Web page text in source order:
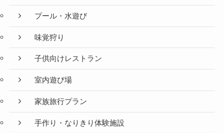
プール・水遊び
味覚狩り
子供向けレストラン
室内遊び場
家族旅行プラン
手作り・なりきり体験施設